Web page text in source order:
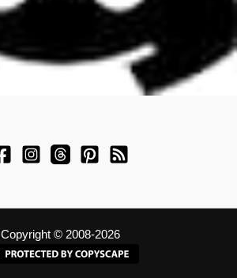
Copyright © 2008-2026